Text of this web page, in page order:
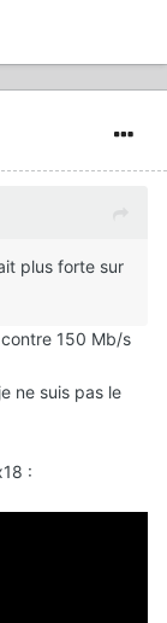
plus forte sur
150 Mb/s
ne suis pas le
: